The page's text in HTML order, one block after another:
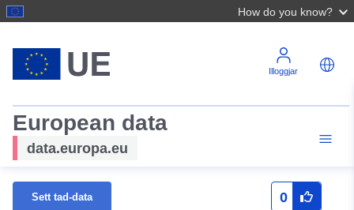
How do you know?
Illoggjar
European data
data.europa.eu
Sett tad-data 0